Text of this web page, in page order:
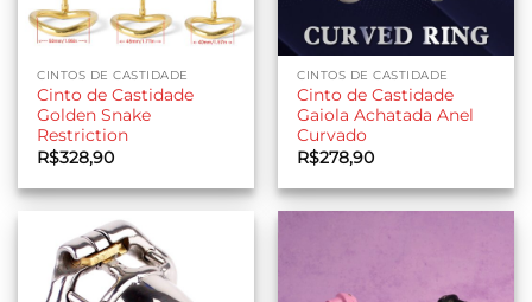
CINTOS DE CASTIDADE
Cinto de Castidade
Golden Snake
Restriction
R$328,90
CINTOS DE CASTIDADE
Cinto de Castidade
Gaiola Achatada Anel
Curvado
R$278,90